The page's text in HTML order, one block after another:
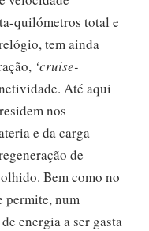
quilómetros total e
tem ainda
‘cruise-
Até aqui
nos
e da carga
de
Bem como no
permite, num
energia a ser gasta